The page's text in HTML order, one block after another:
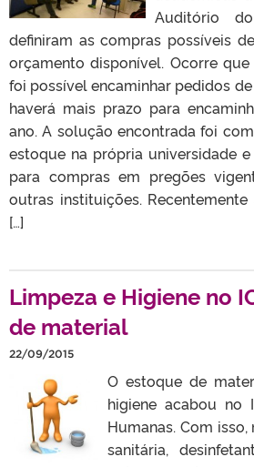
Auditório
definiram as compras possíveis
orçamento disponível. Ocorre
foi possível encaminhar pedidos
haverá mais prazo para
ano. A solução encontrada foi
estoque na própria universidade
para compras em pregões
outras instituições.
[…]
Limpeza e Higiene no
de material
22/09/2015
O estoque de
higiene acabou no
Humanas. Com
sanitária,